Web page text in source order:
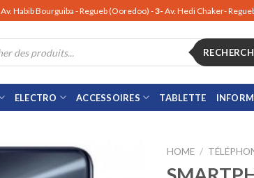
Av. Habib Bourguiba - Regueb (Ooredoo) -3- Av. Hedi Chaker-
ELECTRO ACCESSOIRES TABLETTE
HOME /